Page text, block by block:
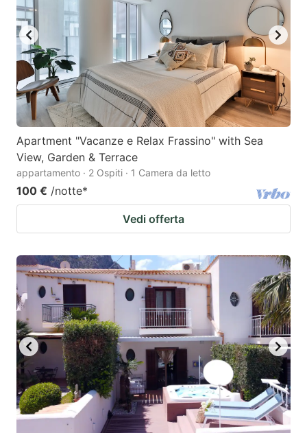
Apartment "Vacanze e Relax Frassino" with Sea
View, Garden & Terrace
appartamento · 2 Ospiti · 1 Camera da letto
100 € /notte*
Vedi offerta